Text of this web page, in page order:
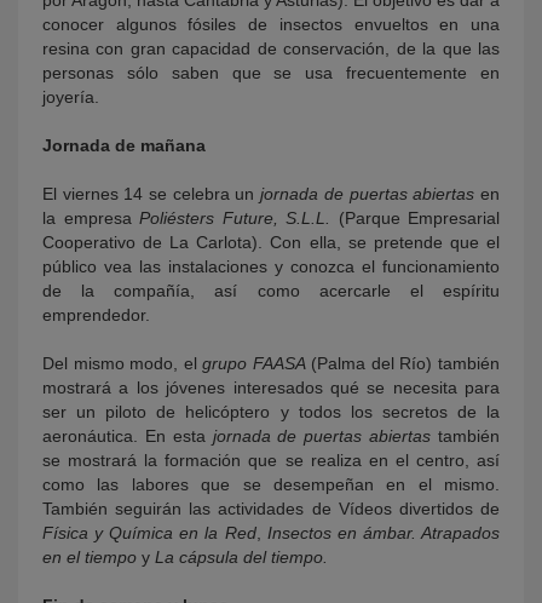
conocer algunos fósiles de insectos envueltos en una
resina con gran capacidad de conservación, de la que las
personas sólo saben que se usa frecuentemente en
joyería.
Jornada de mañana
El viernes 14 se celebra unjornada de puertas abiertas en
la empresa Poliésters Future, S.L.L.
(Parque Empresarial
Cooperativo de La Carlota). Con ella, se pretende que el
público vea las instalaciones y conozca el funcionamiento
de la compañía, así como acercarle el espíritu
emprendedor.
Del mismo modo, elgrupo FAASA(Palma del Río) también
mostrará a los jóvenes interesados qué se necesita para
ser un piloto de helicóptero y todos los secretos de la
aeronáutica. En esta jornada de puertas abiertas también
se mostrará la formación que se realiza en el centro, así
como las labores que se desempeñan en el mismo.
También seguirán las actividades de Vídeos divertidos de
Física y Química en la Red, Insectos en ámbar. Atrapados
en el tiempo y La cápsula del tiempo.